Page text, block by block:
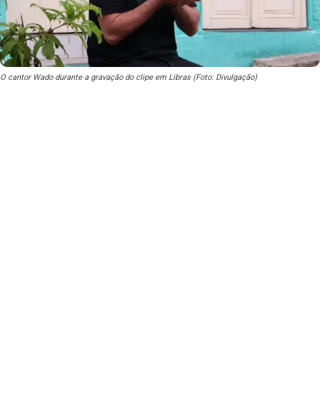
O cantor Wado durante a gravação do clipe em Libras (Foto: Divulgação)